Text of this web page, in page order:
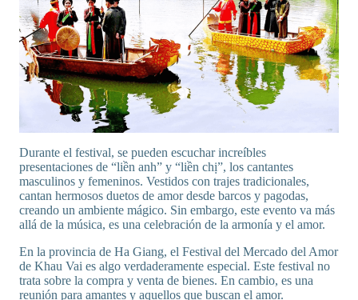
Durante el festival, se pueden escuchar increíbles
presentaciones de “liền anh” y “liền chị”, los cantantes
masculinos y femeninos. Vestidos con trajes tradicionales,
cantan hermosos duetos de amor desde barcos y pagodas,
creando un ambiente mágico. Sin embargo, este evento va más
allá de la música, es una celebración de la armonía y el amor.
En la provincia de Ha Giang, el Festival del Mercado del Amor
de Khau Vai es algo verdaderamente especial. Este festival no
trata sobre la compra y venta de bienes. En cambio, es una
reunión para amantes y aquellos que buscan el amor.